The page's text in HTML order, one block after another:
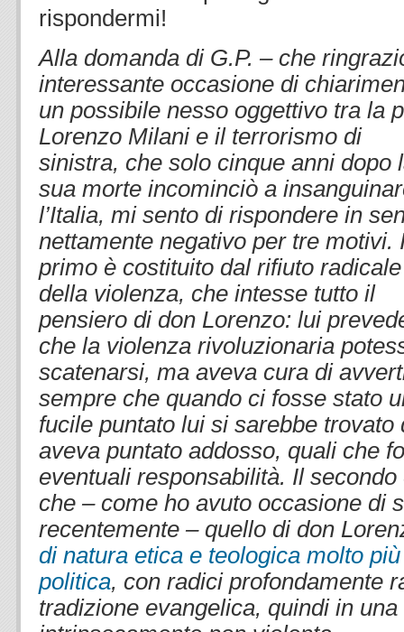
rispondermi!
Alla domanda di G.P. – che
interessante occasione di
un possibile nesso oggettivo tra la
Lorenzo Milani e il terrorismo di
sinistra, che solo cinque anni dopo
sua morte incominciò a
l’Italia, mi sento di rispondere in
nettamente negativo per tre motivi.
primo è costituito dal rifiuto radicale
della violenza, che intesse tutto il
pensiero di don Lorenzo: lui
che la violenza rivoluzionaria
scatenarsi, ma aveva cura di
sempre che quando ci fosse stato
fucile puntato lui si sarebbe
aveva puntato addosso, quali che
eventuali responsabilità. Il
che – come ho avuto occasione di
recentemente – quello di don
di natura etica e teologica molto
politica, con radici profondamente
tradizione evangelica, quindi in